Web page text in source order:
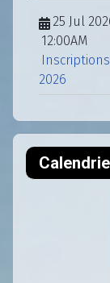
25 Jul
12:00AM
2026